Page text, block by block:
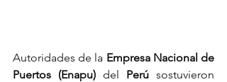
Autoridades de la Empresa Nacional de
Puertos (Enapu) del Perú sostuvieron